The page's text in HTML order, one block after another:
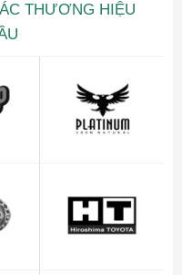
THƯƠNG HIỆU